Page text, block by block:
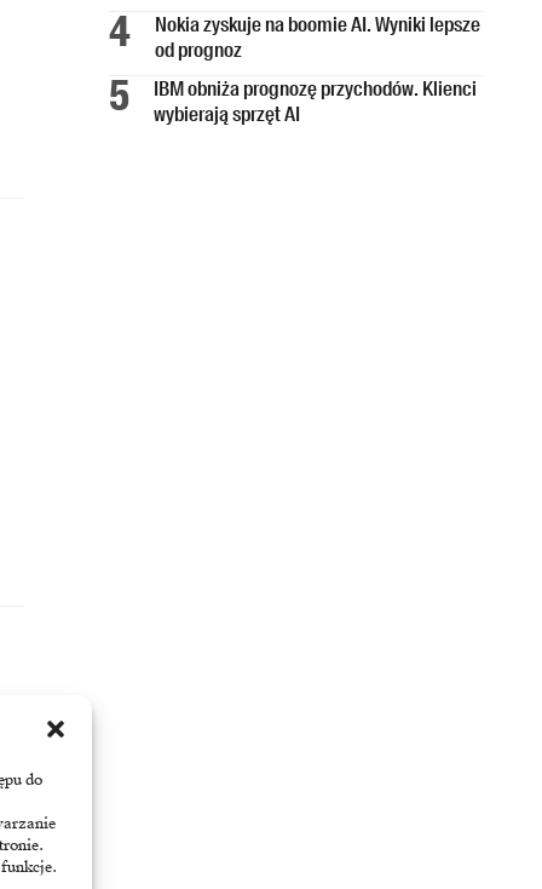
do
Nokia zyskuje na boomie AI. Wyniki lepsze
od prognoz
IBM obniża prognozę przychodów. Klienci
wybierają sprzęt AI